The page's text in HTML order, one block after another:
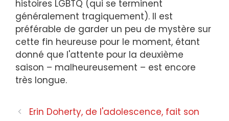
histoires LGBTQ (qui se terminent
généralement tragiquement). Il est
préférable de garder un peu de mystère sur
cette fin heureuse pour le moment, étant
donné que l'attente pour la deuxième
saison – malheureusement – est encore
très longue.
Navigation
Erin Doherty, de l'adolescence, fait son